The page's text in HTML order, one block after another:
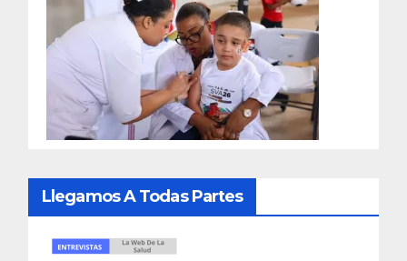
Llegamos A Todas Partes